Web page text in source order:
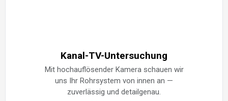
Kanal-TV-Untersuchung
Mit hochauflösender Kamera schauen wir
uns Ihr Rohrsystem von innen an —
zuverlässig und detailgenau.